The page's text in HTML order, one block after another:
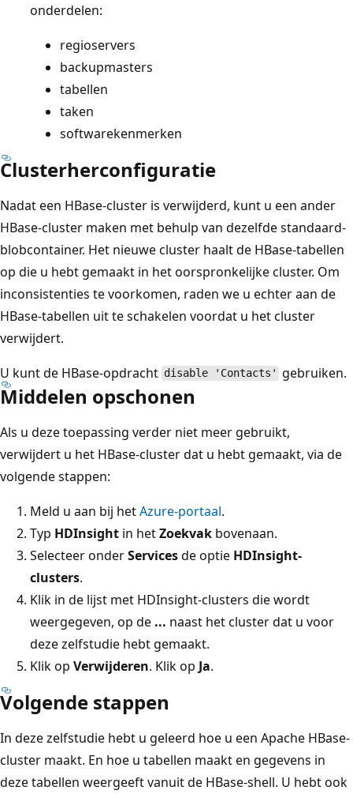
onderdelen:
regioservers
backupmasters
tabellen
taken
softwarekenmerken
Clusterherconfiguratie
Nadat een HBase-cluster is verwijderd, kunt u een ander
HBase-cluster maken met behulp van dezelfde standaard-
blobcontainer. Het nieuwe cluster haalt de HBase-tabellen
op die u hebt gemaakt in het oorspronkelijke cluster. Om
inconsistenties te voorkomen, raden we u echter aan de
HBase-tabellen uit te schakelen voordat u het cluster
verwijdert.
U kunt de HBase-opdracht disable 'Contacts' gebruiken.
Middelen opschonen
Als u deze toepassing verder niet meer gebruikt,
verwijdert u het HBase-cluster dat u hebt gemaakt, via de
volgende stappen:
Meld u aan bij hetAzure-portaal.
Typ HDInsight in hetZoekvak bovenaan.
Selecteer onderServicesde optie HDInsight-
clusters.
Klik in de lijst met HDInsight-clusters die wordt
weergegeven, op de ... naast het cluster dat u voor
deze zelfstudie hebt gemaakt.
Klik op Verwijderen. Klik op Ja.
Volgende stappen
In deze zelfstudie hebt u geleerd hoe u een Apache HBase-
cluster maakt. En hoe u tabellen maakt en gegevens in
deze tabellen weergeeft vanuit de HBase-shell. U hebt ook